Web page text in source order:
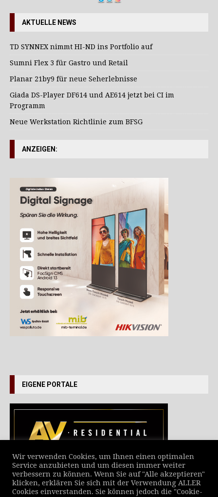
AKTUELLE NEWS
TD SYNNEX nimmt HI-ND ins Portfolio auf
Sumni Flex 3 für Gastro und Retail
Planar 21by9 für neue Seherlebnisse
Giada DS-Player DF614 und AE614 jetzt bei CI im
Programm
Neue Werkstation Richtlinie zum BFSG
ANZEIGEN:
EIGENE PORTALE
VERZEICHNIS ALLER NEWS
Wir verwenden Cookies, um Ihnen einen optimalen
Service anzubieten und um diesen immer weiter
verbessern zu können. Wenn Sie auf "Alle akzeptieren"
klicken, erklären Sie sich mit der Verwendung ALLER
Cookies einverstanden. Sie können jedoch die "Cookie-